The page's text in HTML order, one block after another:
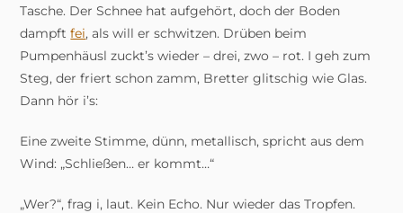
Tasche. Der Schnee hat aufgehört, doch der Boden
dampftfei, als will er schwitzen. Drüben beim
Pumpenhäusl zuckt’s wieder – drei, zwo – rot. I geh zum
Steg, der friert schon zamm, Bretter glitschig wie Glas.
Dann hör i’s:
Eine zweite Stimme, dünn, metallisch, spricht aus dem
Wind: „Schließen… er kommt…“
„Wer?“, frag i, laut. Kein Echo. Nur wieder das Tropfen.